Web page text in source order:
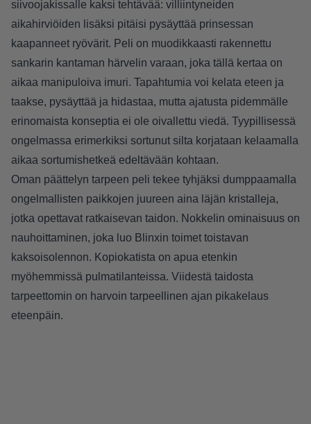
siivoojakissalle kaksi tehtävää: villiintyneiden
aikahirviöiden lisäksi pitäisi pysäyttää prinsessan
kaapanneet ryövärit. Peli on muodikkaasti rakennettu
sankarin kantaman härvelin varaan, joka tällä kertaa on
aikaa manipuloiva imuri. Tapahtumia voi kelata eteen ja
taakse, pysäyttää ja hidastaa, mutta ajatusta pidemmälle
erinomaista konseptia ei ole oivallettu viedä. Tyypillisessä
ongelmassa erimerkiksi sortunut silta korjataan kelaamalla
aikaa sortumishetkeä edeltävään kohtaan.
Oman päättelyn tarpeen peli tekee tyhjäksi dumppaamalla
ongelmallisten paikkojen juureen aina läjän kristalleja,
jotka opettavat ratkaisevan taidon. Nokkelin ominaisuus on
nauhoittaminen, joka luo Blinxin toimet toistavan
kaksoisolennon. Kopiokatista on apua etenkin
myöhemmissä pulmatilanteissa. Viidestä taidosta
tarpeettomin on harvoin tarpeellinen ajan pikakelaus
eteenpäin.